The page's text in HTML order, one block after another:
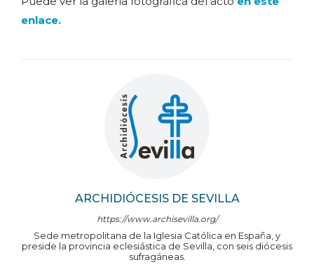
ARCHIDIÓCESIS DE SEVILLA
https://www.archisevilla.org/
Sede metropolitana de la Iglesia Católica en España, y
preside la provincia eclesiástica de Sevilla, con seis diócesis
sufragáneas.
enlace.